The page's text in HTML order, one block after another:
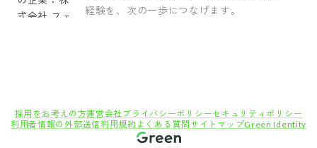
経験を、次の一歩につなげます。
採用をお考えの方運営会社 プライバシーポリシーセキュリティポリシー
利用者情報の外部送信利用規約 よくある質問 サイトマップGreen Identity